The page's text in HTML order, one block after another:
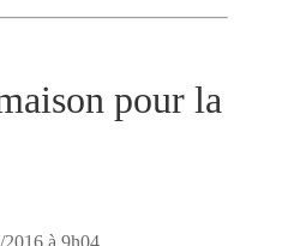
pour la